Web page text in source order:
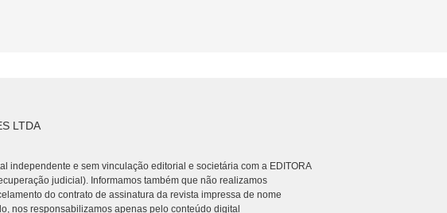
LTDA
independente e sem vinculação editorial e societária com a EDITORA
judicial). Informamos também que não realizamos
do contrato de assinatura da revista impressa de nome
nos responsabilizamos apenas pelo conteúdo digital